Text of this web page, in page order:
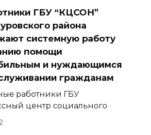
ГБУ “КЦСОН”
района
системную работу
помощи
и нуждающимся
гражданам
работники ГБУ
центр социального